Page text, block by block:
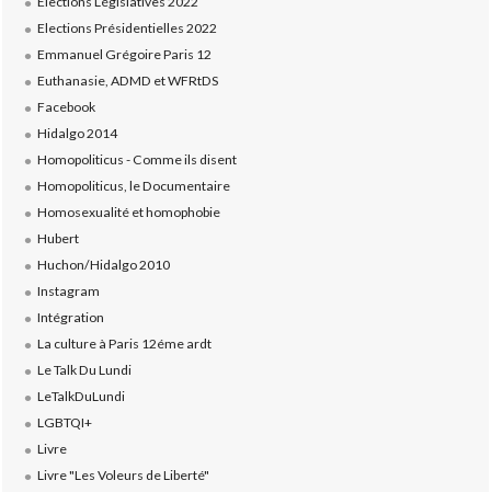
Elections Présidentielles 2022
Emmanuel Grégoire Paris 12
Euthanasie, ADMD et WFRtDS
Facebook
Hidalgo 2014
Homopoliticus - Comme ils disent
Homopoliticus, le Documentaire
Homosexualité et homophobie
Hubert
Huchon/Hidalgo 2010
Instagram
Intégration
La culture à Paris 12éme ardt
Le Talk Du Lundi
LeTalkDuLundi
LGBTQI+
Livre
Livre "Les Voleurs de Liberté"